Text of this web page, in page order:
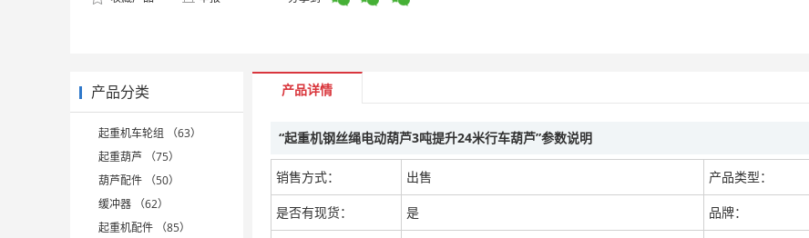
产品分类
起重机车轮组 （63）
起重葫芦 （75）
葫芦配件 （50）
缓冲器 （62）
起重机配件 （85）
产品详情
“起重机钢丝绳电动葫芦3吨提升24米行车葫芦”参数说明
销售方式： 出售 产品类型：
是否有现货： 是 品牌：